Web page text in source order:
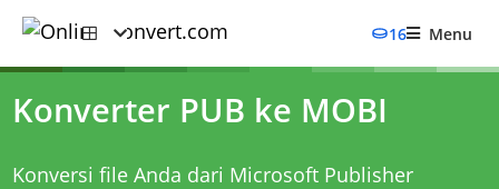
16 Menu
Konverter PUB ke MOBI
Konversi file Anda dari Microsoft Publisher